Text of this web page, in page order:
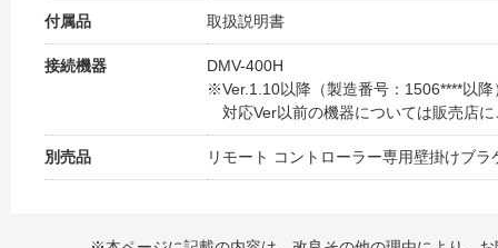
付属品 取扱説明書
接続機器
DMV-400H
※Ver.1.10以降（製造番号：1506****以降
対応Ver以前の機器については販売店
別売品 リモート コントローラー専用壁掛けブ